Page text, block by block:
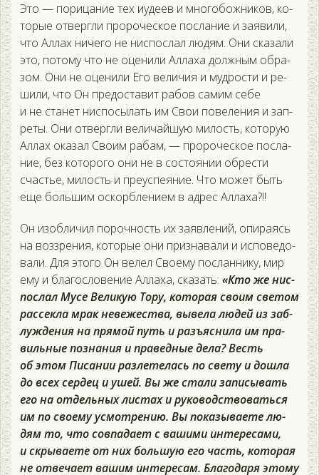
Это — по­рица­ние тех и­уде­ев и мно­гобож­ни­ков, ко­
торые от­вер­гли про­рочес­кое пос­ла­ние и за­яви­ли,
что Ал­лах ни­чего не нис­послал лю­дям. Они ска­зали
это, по­тому что не оце­нили Ал­ла­ха дол­жным об­ра­
зом. Они не оце­нили Его ве­личия и муд­рости и ре­
шили, что Он пре­дос­та­вит ра­бов са­мим се­бе
и не ста­нет нис­по­сылать им Свои по­веле­ния и зап­
ре­ты. Они от­вер­гли ве­личай­шую ми­лость, ко­торую
Ал­лах ока­зал Сво­им ра­бам, — про­рочес­кое пос­ла­
ние, без ко­торо­го они не в сос­то­янии об­рести
счастье, ми­лость и пре­ус­пе­яние. Что мо­жет быть
еще боль­шим ос­кор­бле­ни­ем в ад­рес Ал­ла­ха?!!
Он изоб­ли­чил по­роч­ность их за­яв­ле­ний, опи­ра­ясь
на воз­зре­ния, ко­торые они приз­на­вали и ис­по­ведо­
вали. Для это­го Он ве­лел Сво­ему пос­ланни­ку, мир
ему и бла­гос­ло­вение Ал­ла­ха, ска­зать: «Кто же нис­
послал Му­се Ве­ликую То­ру, ко­торая сво­им све­том
рас­секла мрак не­вежес­тва, вы­вела лю­дей из заб­
лужде­ния на пря­мой путь и разъ­яс­ни­ла им пра­
виль­ные поз­на­ния и пра­вед­ные де­ла? Весть
об этом Пи­сании раз­ле­телась по све­ту и дош­ла
до всех сер­дец и ушей. Вы же ста­ли за­писы­вать
его на от­дель­ных лис­тах и ру­ководс­тво­вать­ся
им по сво­ему ус­мотре­нию. Вы по­казы­ва­ете лю­
дям то, что сов­па­да­ет с ва­шими ин­те­реса­ми,
и скры­ва­ете от них боль­шую его часть, ко­торая
не от­ве­ча­ет ва­шим ин­те­ресам. Бла­года­ря это­му